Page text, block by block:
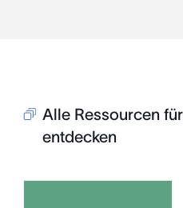
Alle Ressourcen
entdecken